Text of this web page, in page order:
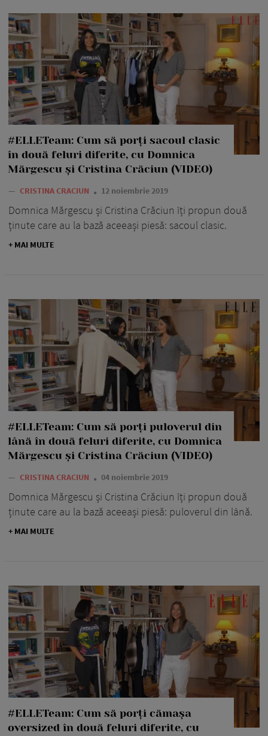
#ELLETeam: Cum să porți sacoul clasic
în două feluri diferite, cu Domnica
Mărgescu și Cristina Crăciun (VIDEO)
— CRISTINA CRACIUN 12 noiembrie 2019
Domnica Mărgescu și Cristina Crăciun îți propun două
ținute care au la bază aceeași piesă: sacoul clasic.
+ MAI MULTE
#ELLETeam: Cum să porți puloverul din
lână în două feluri diferite, cu Domnica
Mărgescu și Cristina Crăciun (VIDEO)
— CRISTINA CRACIUN 04 noiembrie 2019
Domnica Mărgescu și Cristina Crăciun îți propun două
ținute care au la bază aceeași piesă: puloverul din lână.
+ MAI MULTE
#ELLETeam: Cum să porți cămașa
oversized în două feluri diferite, cu